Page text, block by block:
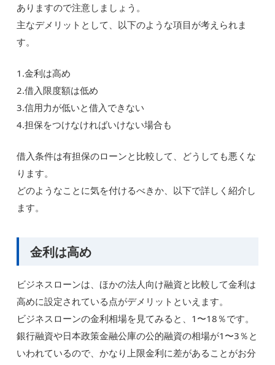
ありますので注意しましょう。
主なデメリットとして、以下のような項目が考えられま
す。
1.金利は高め
2.借入限度額は低め
3.信用力が低いと借入できない
4.担保をつけなければいけない場合も
借入条件は有担保のローンと比較して、どうしても悪くな
ります。
どのようなことに気を付けるべきか、以下で詳しく紹介し
ます。
金利は高め
ビジネスローンは、ほかの法人向け融資と比較して金利は
高めに設定されている点がデメリットといえます。
ビジネスローンの金利相場を見てみると、1〜18％です。
銀行融資や日本政策金融公庫の公的融資の相場が1〜3％と
いわれているので、かなり上限金利に差があることがお分